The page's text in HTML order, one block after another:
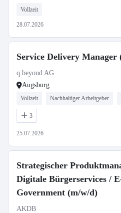
Vollzeit
28.07.2026
Service Delivery Manager
q.beyond AG
Augsburg
Vollzeit Nachhaltiger Arbeitgeber
3
25.07.2026
Strategischer
Digitale Bürgerservices /
Government (m/w/d)
AKDB